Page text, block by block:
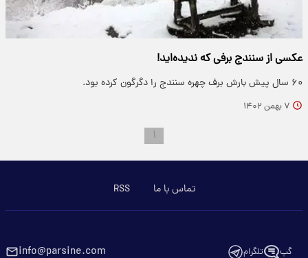
عکسی از سنندج برفی که ندیده‌اید!
۶۰ سال پیش بارش برف چهره سنندج را دگرگون کرده بود.
۷ بهمن ۱۴۰۲
۱
تماس با ما RSS
گپ تلگرام info@parsine.com